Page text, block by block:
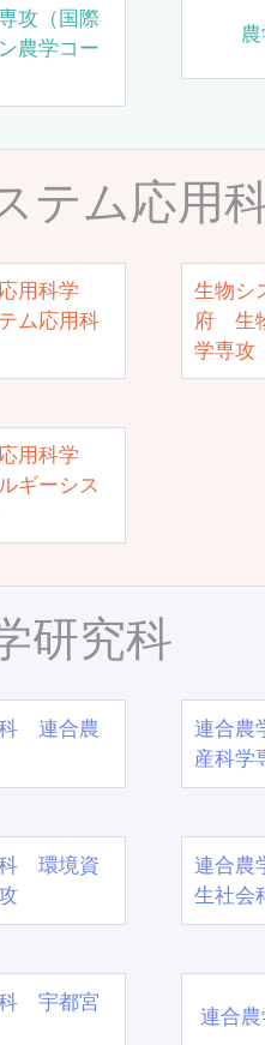
攻（国際
農学コー
テム応用
用科学
ム応用科
生物シ
府 生
学専攻
用科学
ギーシス
研究科
連合農
連合農
産科学
環境資
連合農
生社会
宇都宮
連合